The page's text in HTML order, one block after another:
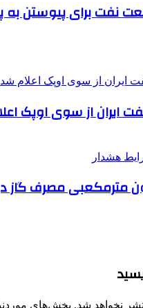
ایران از سوی اوپک
۷۵ میلیون مترمکعبی مصرف
نخواهد شد. بخش‌های